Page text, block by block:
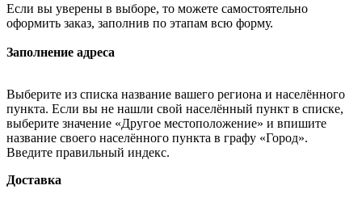
Если вы уверены в выборе, то можете самостоятельно
оформить заказ, заполнив по этапам всю форму.
Заполнение адреса
Выберите из списка название вашего региона и населённого
пункта. Если вы не нашли свой населённый пункт в списке,
выберите значение «Другое местоположение» и впишите
название своего населённого пункта в графу «Город».
Введите правильный индекс.
Доставка